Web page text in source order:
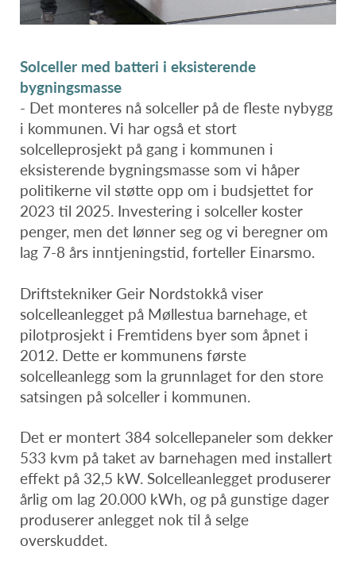
Solceller med batteri i eksisterende
bygningsmasse
- Det monteres nå solceller på de fleste nybygg
i kommunen. Vi har også et stort
solcelleprosjekt på gang i kommunen i
eksisterende bygningsmasse som vi håper
politikerne vil støtte opp om i budsjettet for
2023 til 2025. Investering i solceller koster
penger, men det lønner seg og vi beregner om
lag 7-8 års inntjeningstid, forteller Einarsmo.
Driftstekniker Geir Nordstokkå viser
solcelleanlegget på Møllestua barnehage, et
pilotprosjekt i Fremtidens byer som åpnet i
2012. Dette er kommunens første
solcelleanlegg som la grunnlaget for den store
satsingen på solceller i kommunen.
Det er montert 384 solcellepaneler som dekker
533 kvm på taket av barnehagen med installert
effekt på 32,5 kW. Solcelleanlegget produserer
årlig om lag 20.000 kWh, og på gunstige dager
produserer anlegget nok til å selge
overskuddet.